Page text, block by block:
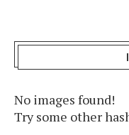
No images found!
Try some other